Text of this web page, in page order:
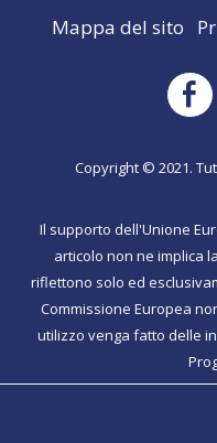
Mappa del sito
Copyright © 2021.
Il supporto dell'Unione
articolo non ne implica
riflettono solo ed
Commissione Europea
utilizzo venga fatto delle
Together ha